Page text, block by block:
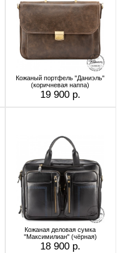
Кожаный портфель "Даниэль"
(коричневая наппа)
19 900 р.
Кожаная деловая сумка
"Максимилиан" (чёрная)
18 900 р.